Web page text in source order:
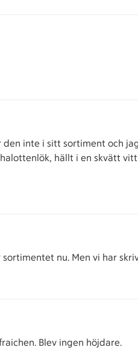
den inte i sitt sortiment och
hällt i en skvätt
nu. Men vi har
Blev ingen höjdare.